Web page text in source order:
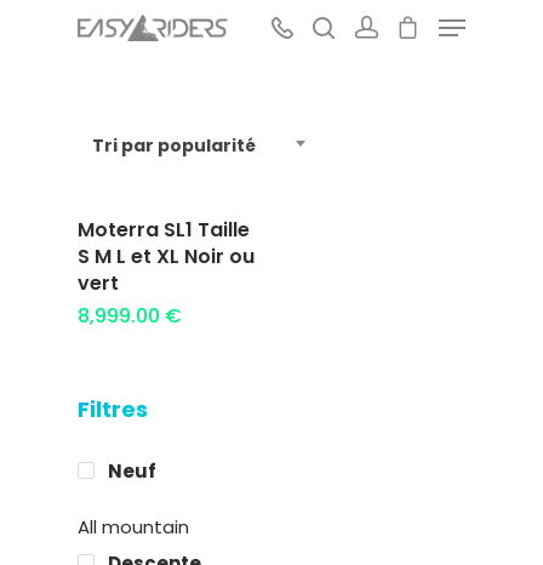
Hit enter to search or ESC to close
Tri par popularité
Filtres
Neuf
All mountain
Ajouter au
panier
Moterra SL1 Taille
S M L et XL Noir ou
vert
8,999.00 €